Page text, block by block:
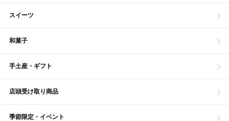
スイーツ
和菓子
手土産・ギフト
店頭受け取り商品
季節限定・イベント